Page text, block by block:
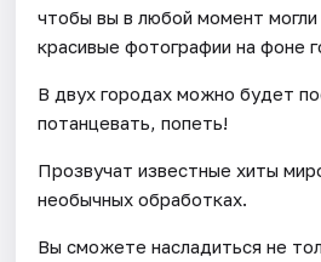
чтобы вы в любой момент
красивые фотографии на фоне
В двух городах можно будет
потанцевать, попеть!
Прозвучат известные хиты
необычных обработках.
Вы сможете насладиться не